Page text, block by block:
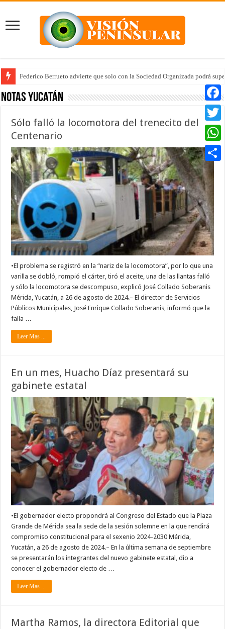
Federico Berrueto advierte que solo con la Sociedad Organizada podrá
Arrancan la tercera etapa de Médico 24/7
Notas Yucatán
Sólo falló la locomotora del trenecito del
Centenario
•El problema se registró en la “nariz de la locomotora”, por lo que una
varilla se dobló, rompió el cárter, tiró el aceite, una de las llantas falló
y sólo la locomotora se descompuso, explicó José Collado Soberanis
Mérida, Yucatán, a 26 de agosto de 2024.– El director de Servicios
Públicos Municipales, José Enrique Collado Soberanis, informó que la
falla …
Leer Mas ...
En un mes, Huacho Díaz presentará su
gabinete estatal
•El gobernador electo propondrá al Congreso del Estado que la Plaza
Grande de Mérida sea la sede de la sesión solemne en la que rendirá
compromiso constitucional para el sexenio 2024-2030 Mérida,
Yucatán, a 26 de agosto de 2024.– En la última semana de septiembre
se presentarán los integrantes del nuevo gabinete estatal, dio a
conocer el gobernador electo de …
Leer Mas ...
Martha Ramos, la directora Editorial que
Twitter